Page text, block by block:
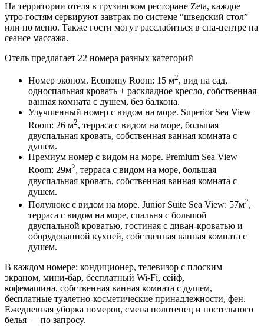
На территории отеля в грузинском ресторане Zeta, каждое
утро гостям сервируют завтрак по системе “шведский стол”
или по меню. Также гости могут расслабиться в спа-центре на
сеансе массажа.
Отель предлагает 22 номера разных категорий
Номер эконом. Economy Room: 15 м2, вид на сад,
односпальная кровать + раскладное кресло, собственная
ванная комната с душем, без балкона.
Улучшенный номер с видом на море. Superior Sea View
Room: 26 м2, терраса с видом на море, большая
двуспальная кровать, собственная ванная комната с
душем.
Премиум номер с видом на море. Premium Sea View
Room: 29м2, терраса с видом на море, большая
двуспальная кровать, собственная ванная комната с
душем.
Полулюкс с видом на море. Junior Suite Sea View: 57м2,
терраса c видом на море, cпальня с большой
двуспальной кроватью, гостиная с диван-кроватью и
оборудованной кухней, собственная ванная комната с
душем.
В каждом номере: кондиционер, телевизор с плоским
экраном, мини-бар, бесплатный Wi-Fi, сейф,
кофемашина, собственная ванная комната с душем,
бесплатные туалетно-косметические принадлежности, фен.
Ежедневная уборка номеров, смена полотенец и постельного
белья — по запросу.